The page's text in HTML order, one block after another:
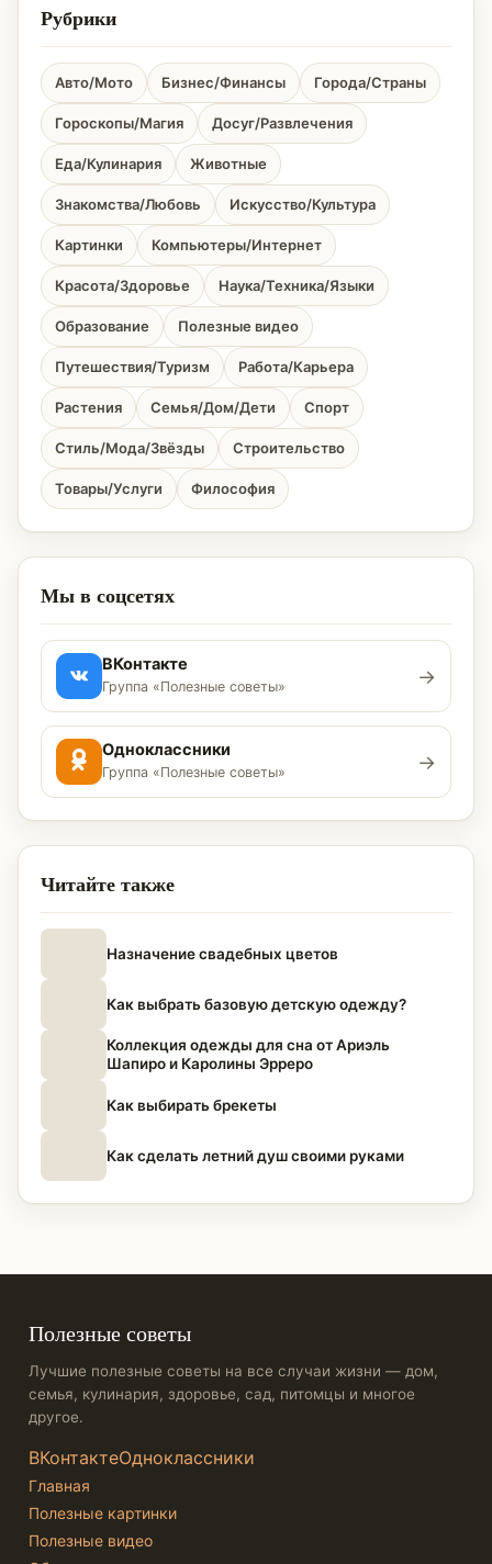
Рубрики
Авто/Мото Бизнес/Финансы Города/Страны
Гороскопы/Магия Досуг/Развлечения
Еда/Кулинария Животные
Знакомства/Любовь Искусство/Культура
Картинки Компьютеры/Интернет
Красота/Здоровье Наука/Техника/Языки
Образование Полезные видео
Путешествия/Туризм Работа/Карьера
Растения Семья/Дом/Дети Спорт
Стиль/Мода/Звёзды Строительство
Товары/Услуги Философия
Мы в соцсетях
ВКонтакте
Группа «Полезные советы» →
Одноклассники
Группа «Полезные советы» →
Читайте также
Назначение свадебных цветов
Как выбрать базовую детскую одежду?
Коллекция одежды для сна от Ариэль
Шапиро и Каролины Эрреро
Как выбирать брекеты
Как сделать летний душ своими руками
Полезные советы
Лучшие полезные советы на все случаи жизни — дом,
семья, кулинария, здоровье, сад, питомцы и многое
другое.
ВКонтактеОдноклассники
Главная
Полезные картинки
Полезные видео